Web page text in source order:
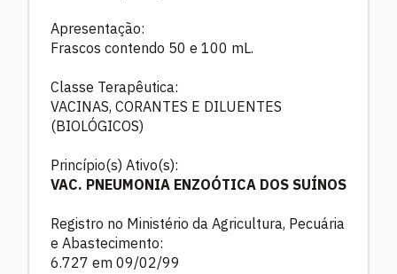
Apresentação:
Frascos contendo 50 e 100 mL.
Classe Terapêutica:
VACINAS, CORANTES E DILUENTES
(BIOLÓGICOS)
Princípio(s) Ativo(s):
VAC. PNEUMONIA ENZOÓTICA DOS SUÍNOS
Registro no Ministério da Agricultura, Pecuária
e Abastecimento:
6.727 em 09/02/99